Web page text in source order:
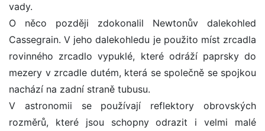
vady.
O něco později zdokonalil Newtonův dalekohled
Cassegrain. V jeho dalekohledu je použito míst zrcadla
rovinného zrcadlo vypuklé, které odráží paprsky do
mezery v zrcadle dutém, která se společně se spojkou
nachází na zadní straně tubusu.
V astronomii se používají reflektory obrovských
rozměrů, které jsou schopny odrazit i velmi malé